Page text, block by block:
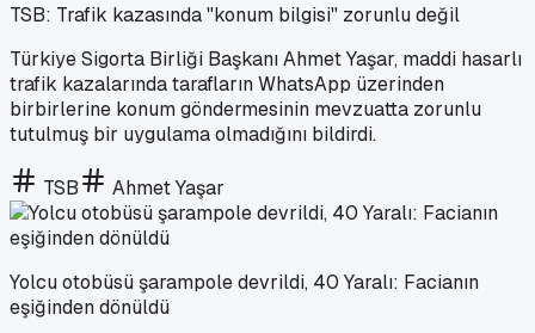
TSB: Trafik kazasında "konum bilgisi" zorunlu değil
Türkiye Sigorta Birliği Başkanı Ahmet Yaşar, maddi hasarlı
trafik kazalarında tarafların WhatsApp üzerinden
birbirlerine konum göndermesinin mevzuatta zorunlu
tutulmuş bir uygulama olmadığını bildirdi.
TSB Ahmet Yaşar
Yolcu otobüsü şarampole devrildi, 40 Yaralı: Facianın
eşiğinden dönüldü